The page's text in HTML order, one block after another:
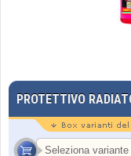
PROTETTIVO